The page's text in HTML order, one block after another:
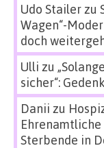
Udo Stailerzu
Wagen“-
doch
Ulli zu
sicher“:
Danii zu
Sterbende in